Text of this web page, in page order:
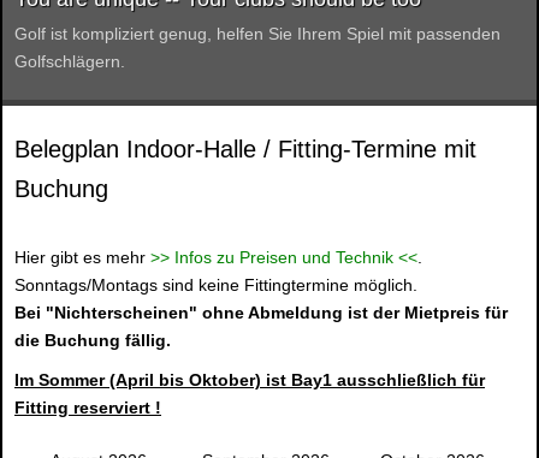
Golf ist kompliziert genug, helfen Sie Ihrem Spiel mit passenden
Golfschlägern.
Belegplan Indoor-Halle / Fitting-Termine mit
Buchung
Hier gibt es mehr >> Infos zu Preisen und Technik <<.
Sonntags/Montags sind keine Fittingtermine möglich.
Bei "Nichterscheinen" ohne Abmeldung ist der Mietpreis für
die Buchung fällig.
Im Sommer (April bis Oktober) ist Bay1 ausschließlich für
Fitting reserviert !